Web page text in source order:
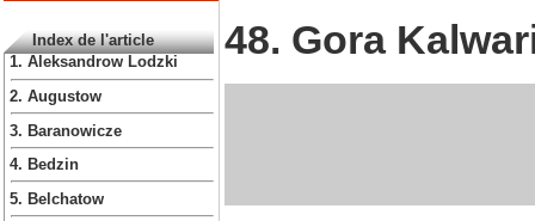
Index de l'article
1. Aleksandrow Lodzki
2. Augustow
3. Baranowicze
4. Bedzin
5. Belchatow
48. Gora